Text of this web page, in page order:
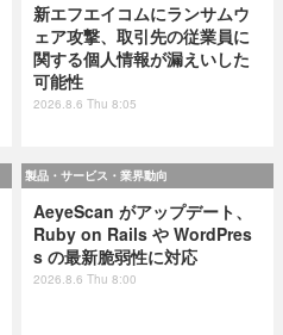
新エフエイコムにランサムウ
ェア攻撃、取引先の従業員に
関する個人情報が漏えいした
可能性
2026.8.6 Thu 8:05
製品・サービス・業界動向
AeyeScan がアップデート、
Ruby on Rails や WordPres
s の最新脆弱性に対応
2026.8.6 Thu 8:00